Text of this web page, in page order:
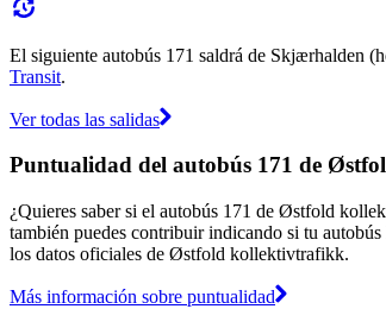
El siguiente autobús 171 saldrá de Skjærhalden
Transit.
Ver todas las salidas
Puntualidad del autobús 171 de
¿Quieres saber si el autobús 171 de Østfold
también puedes contribuir indicando si tu
los datos oficiales de Østfold kollektivtrafikk.
Más información sobre puntualidad